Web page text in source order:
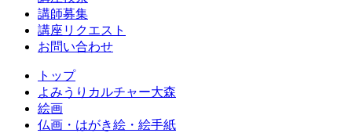
講師募集
講座リクエスト
お問い合わせ
トップ
よみうりカルチャー大森
絵画
仏画・はがき絵・絵手紙